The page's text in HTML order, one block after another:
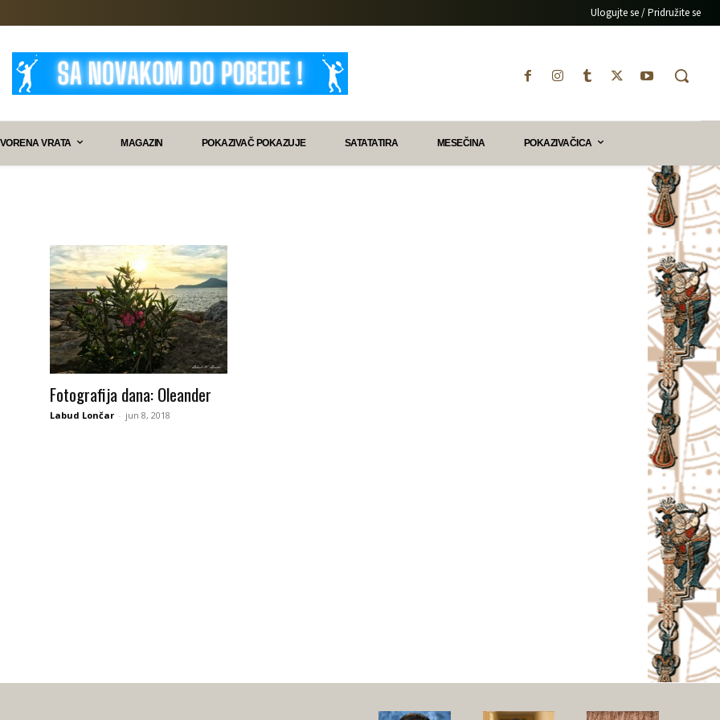
Ulogujte se / Pridružite se
VRATA MAGAZIN POKAZIVAČ POKAZUJE SATATATIRA MESEČINA POKAZIVAČICA
Fotografija dana: Oleander
Labud Lončar - jun 8, 2018